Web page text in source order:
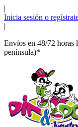
|
Inicia sesión o
|
Envíos en 48/72 horas
península)*